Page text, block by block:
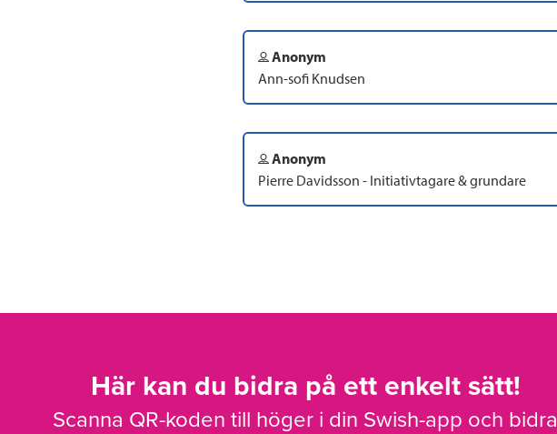
Anonym
Ann-sofi Knudsen
Anonym
Pierre Davidsson - Initiativtagare & grundare
Här kan du bidra på ett enkelt sätt!
Scanna QR-koden till höger i din Swish-app och bidra